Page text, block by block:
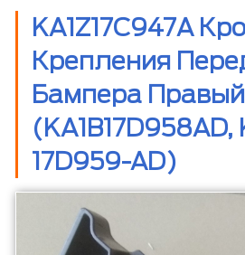
KA1Z17C947A
Крепления
Бампера
(KA1B17D958AD,
17D959-AD)